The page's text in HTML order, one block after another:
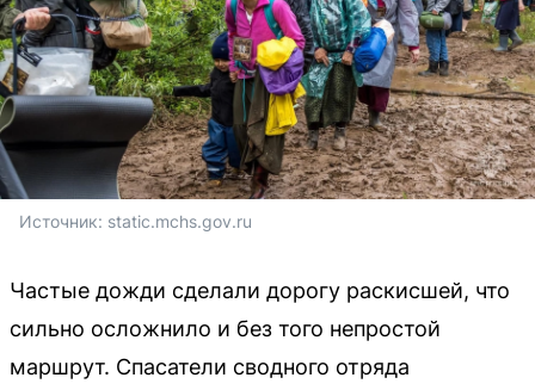
Источник: static.mchs.gov.ru
Частые дожди сделали дорогу раскисшей, что
сильно осложнило и без того непростой
маршрут. Спасатели сводного отряда